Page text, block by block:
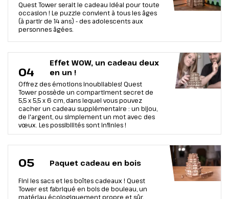
Quest Tower serait le cadeau idéal pour toute
occasion ! Le puzzle convient à tous les âges
(à partir de 14 ans) - des adolescents aux
personnes âgées.
04
Effet WOW, un cadeau deux
en un !
Offrez des émotions inoubliables! Quest
Tower possède un compartiment secret de
5,5 х 5,5 х 6 cm, dans lequel vous pouvez
cacher un cadeau supplémentaire : un bijou,
de l'argent, ou simplement un mot avec des
vœux. Les possibilités sont infinies !
05 Paquet cadeau en bois
Fini les sacs et les boîtes cadeaux ! Quest
Tower est fabriqué en bois de bouleau, un
matériau écologiquement propre et sûr.